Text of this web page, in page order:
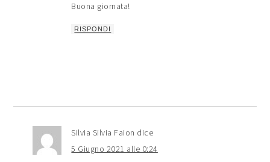
Buona giornata!
RISPONDI
Silvia Silvia Faion dice
5 Giugno 2021 alle 0:24